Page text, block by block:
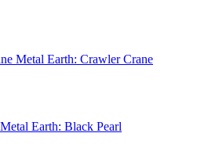
Metal Earth: Crawler Crane
Metal Earth: Black Pearl